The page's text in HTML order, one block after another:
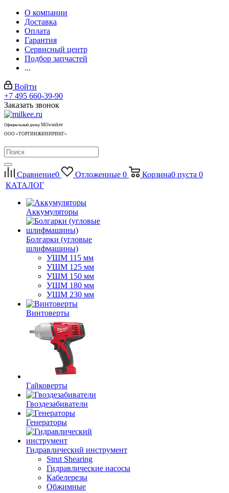
О компании
Доставка
Оплата
Гарантия
Сервисный центр
Подбор запчастей
...
Войти
+7 495 660-39-90
Заказать звонок
Официальный дилер Milwaukee
ООО «ТОРГИНЖИНИРИНГ»
Сравнение0 Отложенные 0 Корзина0 пуста 0
КАТАЛОГ
Аккумуляторы
Болгарки (угловые
шлифмашины)
УШМ 115 мм
УШМ 125 мм
УШМ 150 мм
УШМ 180 мм
УШМ 230 мм
Винтоверты
Гайковерты
Гвоздезабиватели
Генераторы
Гидравлический инструмент
Strut Shearing
Гидравлические насосы
Кабелерезы
Обжимные